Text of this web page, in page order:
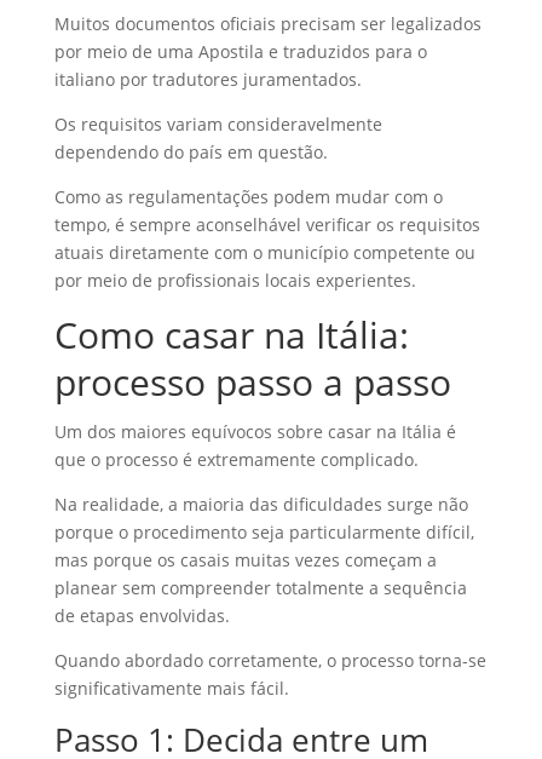
Muitos documentos oficiais precisam ser legalizados
por meio de uma Apostila e traduzidos para o
italiano por tradutores juramentados.
Os requisitos variam consideravelmente
dependendo do país em questão.
Como as regulamentações podem mudar com o
tempo, é sempre aconselhável verificar os requisitos
atuais diretamente com o município competente ou
por meio de profissionais locais experientes.
Como casar na Itália:
processo passo a passo
Um dos maiores equívocos sobre casar na Itália é
que o processo é extremamente complicado.
Na realidade, a maioria das dificuldades surge não
porque o procedimento seja particularmente difícil,
mas porque os casais muitas vezes começam a
planear sem compreender totalmente a sequência
de etapas envolvidas.
Quando abordado corretamente, o processo torna-se
significativamente mais fácil.
Passo 1: Decida entre um